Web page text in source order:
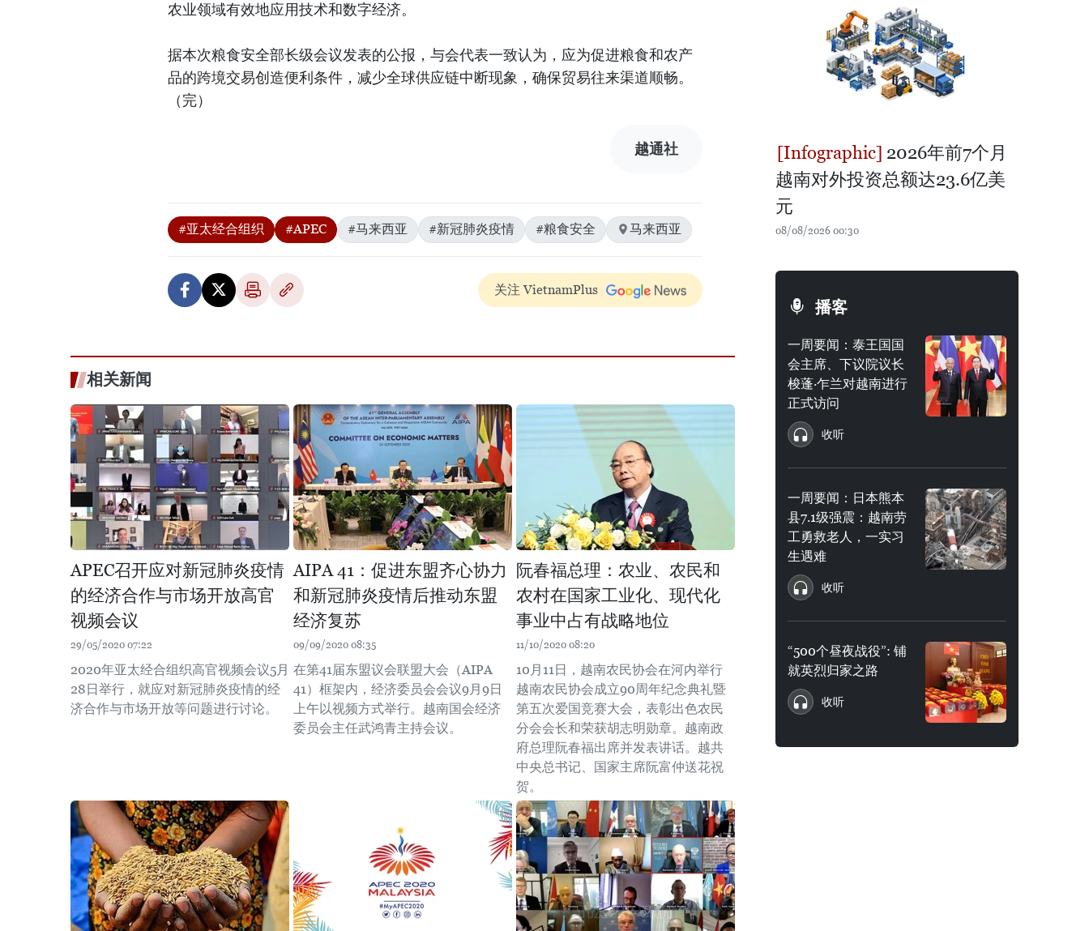
农业领域有效地应用技术和数字经济。
据本次粮食安全部长级会议发表的公报，与会代表一致认为，应为促进粮食和农产
品的跨境交易创造便利条件，减少全球供应链中断现象，确保贸易往来渠道顺畅。
（完）
越通社
#亚太经合组织 #APEC #马来西亚 #新冠肺炎疫情 #粮食安全 马来西亚
关注 VietnamPlus
相关新闻
APEC召开应对新冠肺炎疫情
的经济合作与市场开放高官
视频会议
29/05/2020 07:22
2020年亚太经合组织高官视频会议5月
28日举行，就应对新冠肺炎疫情的经
济合作与市场开放等问题进行讨论。
AIPA 41：促进东盟齐心协力
和新冠肺炎疫情后推动东盟
经济复苏
09/09/2020 08:35
在第41届东盟议会联盟大会（AIPA
41）框架内，经济委员会会议9月9日
上午以视频方式举行。越南国会经济
委员会主任武鸿青主持会议。
阮春福总理：农业、农民和
农村在国家工业化、现代化
事业中占有战略地位
11/10/2020 08:20
10月11日，越南农民协会在河内举行
越南农民协会成立90周年纪念典礼暨
第五次爱国竞赛大会，表彰出色农民
分会会长和荣获胡志明勋章。越南政
府总理阮春福出席并发表讲话。越共
中央总书记、国家主席阮富仲送花祝
贺。
2026年前7个月
越南对外投资总额达23.6亿美
元
08/08/2026 00:30
播客
一周要闻：泰王国国
会主席、下议院议长
梭蓬·乍兰对越南进行
正式访问
收听
一周要闻：日本熊本
县7.1级强震：越南劳
工勇救老人，一实习
生遇难
收听
“500个昼夜战役”: 铺
就英烈归家之路
收听